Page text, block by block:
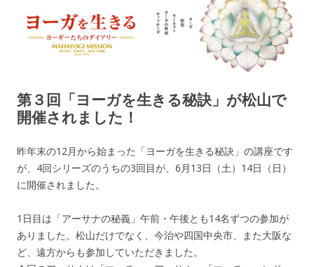
ヨーガを生きる — MAHAYOGI
MISSION ブログ
第３回「ヨーガを生きる秘訣」が松山で
開催されました！
昨年末の12月から始まった「ヨーガを生きる秘訣」の講座です
が、4回シリーズのうちの3回目が、6月13日（土）14日（日）
に開催されました。
1日目は「アーサナの秘義」午前・午後とも14名ずつの参加が
ありました。松山だけでなく、今治や四国中央市、また大阪な
ど、遠方からも参加していただきました。